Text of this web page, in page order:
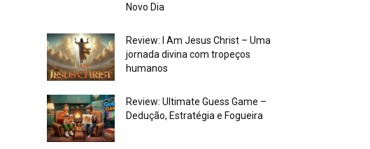
Novo Dia
Review: I Am Jesus Christ – Uma
jornada divina com tropeços
humanos
Review: Ultimate Guess Game –
Dedução, Estratégia e Fogueira